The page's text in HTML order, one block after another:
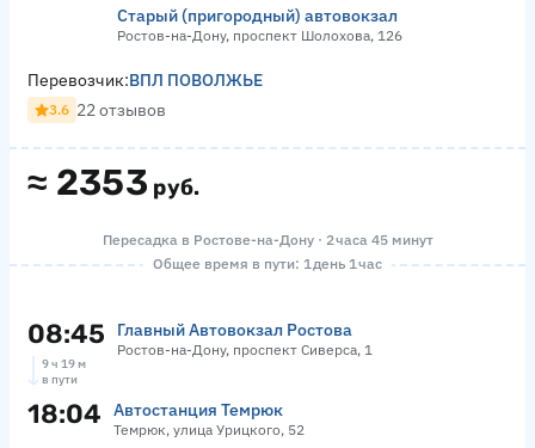
Старый (пригородный) автовокзал
Ростов-на-Дону, проспект Шолохова, 126
≈ 2353 руб.
Перевозчик:ВПЛ ПОВОЛЖЬЕ
3.6 22 отзывов
Пересадка в Ростове-на-Дону · 2 часа 45 минут
Общее время в пути: 1 день 1 час
08:45 Главный Автовокзал Ростова
Ростов-на-Дону, проспект Сиверса, 1
9 ч 19 м
в пути
18:04 Автостанция Темрюк
Темрюк, улица Урицкого, 52